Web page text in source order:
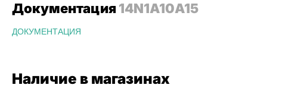
Документация 14N1A10A15
ДОКУМЕНТАЦИЯ
Наличие в магазинах